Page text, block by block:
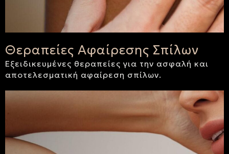
Θεραπείες Αφαίρεσης Σπίλων
Εξειδικευμένες θεραπείες για την ασφαλή και
αποτελεσματική αφαίρεση σπίλων.